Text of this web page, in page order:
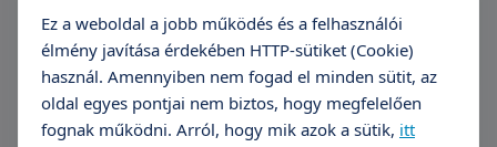
Időpontfoglalás Részletek
Speech techniques
Ez a weboldal a jobb működés és a felhasználói
élmény javítása érdekében HTTP-sütiket (Cookie)
használ. Amennyiben nem fogad el minden sütit, az
oldal egyes pontjai nem biztos, hogy megfelelően
fognak működni. Arról, hogy mik azok a sütik, itt